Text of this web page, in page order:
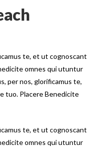
te, et ut cognoscant
omnes qui utuntur
per nos, glorificamus te,
tuo. Placere Benedicite
te, et ut cognoscant
omnes qui utuntur